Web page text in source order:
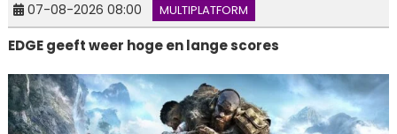
07-08-2026 08:00 MULTIPLATFORM
EDGE geeft weer hoge en lange scores